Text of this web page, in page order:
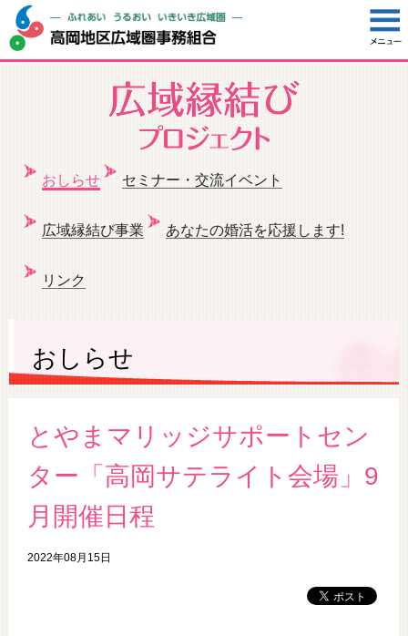
おしらせ セミナー・交流イベント
広域縁結び事業 あなたの婚活を応援します!
リンク
おしらせ
とやまマリッジサポートセン
ター「高岡サテライト会場」9
月開催日程
2022年08月15日